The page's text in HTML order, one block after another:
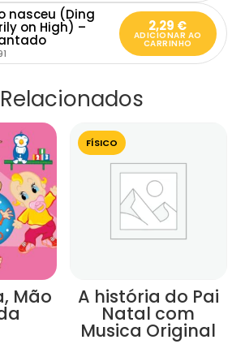
nasceu (Ding
on High) – 2,29 €
ADICIONAR AO
CARRINHO
Mão
FÍSICO
A história do Pai
Natal com
Musica Original